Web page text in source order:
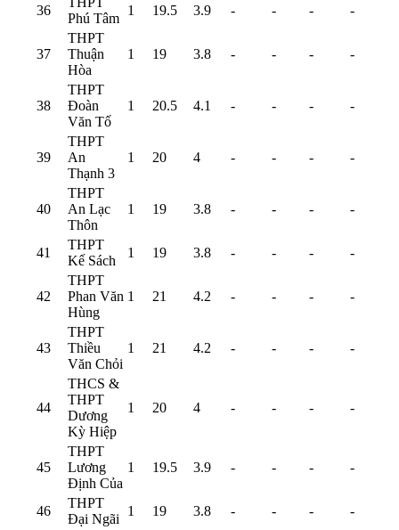
36
Phú Tâm
1 19.5 3.9 - - - -
37
THPT
Thuận
Hòa
1 19 3.8 - - - -
38
THPT
Đoàn
Văn Tố
1 20.5 4.1 - - - -
39
THPT
An
Thạnh 3
1 20 4 - - - -
40
THPT
An Lạc
Thôn
1 19 3.8 - - - -
41
THPT
Kế Sách
1 19 3.8 - - - -
42
THPT
Phan Văn
Hùng
1 21 4.2 - - - -
43
THPT
Thiều
Văn Chỏi
1 21 4.2 - - - -
44
THCS &
THPT
Dương
Kỳ Hiệp
1 20 4 - - - -
45
THPT
Lương
Định Của
1 19.5 3.9 - - - -
46
THPT
Đại Ngãi
1 19 3.8 - - - -